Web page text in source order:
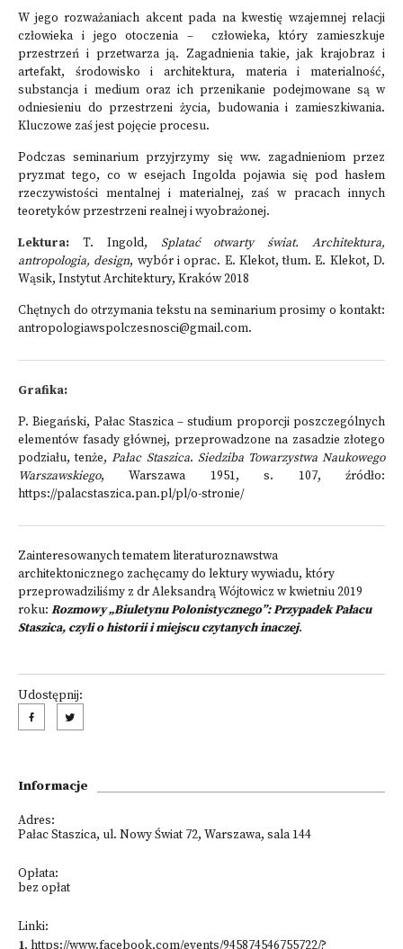
W jego rozważaniach akcent pada na kwestię wzajemnej relacji
człowieka i jego otoczenia – człowieka, który zamieszkuje
przestrzeń i przetwarza ją. Zagadnienia takie, jak krajobraz i
artefakt, środowisko i architektura, materia i materialność,
substancja i medium oraz ich przenikanie podejmowane są w
odniesieniu do przestrzeni życia, budowania i zamieszkiwania.
Kluczowe zaś jest pojęcie procesu.
Podczas seminarium przyjrzymy się ww. zagadnieniom przez
pryzmat tego, co w esejach Ingolda pojawia się pod hasłem
rzeczywistości mentalnej i materialnej, zaś w pracach innych
teoretyków przestrzeni realnej i wyobrażonej.
Lektura: T. Ingold, Splatać otwarty świat. Architektura,
antropologia, design, wybór i oprac. E. Klekot, tłum. E. Klekot, D.
Wąsik, Instytut Architektury, Kraków 2018
Chętnych do otrzymania tekstu na seminarium prosimy o kontakt:
antropologiawspolczesnosci@gmail.com.
Grafika:
P. Biegański, Pałac Staszica – studium proporcji poszczególnych
elementów fasady głównej, przeprowadzone na zasadzie złotego
podziału, tenże,Pałac Staszica. Siedziba Towarzystwa Naukowego
Warszawskiego, Warszawa 1951, s. 107, źródło:
https://palacstaszica.pan.pl/pl/o-stronie/
Zainteresowanych tematem literaturoznawstwa
architektonicznego zachęcamy do lektury wywiadu, który
przeprowadziliśmy z dr Aleksandrą Wójtowicz w kwietniu 2019
roku: Rozmowy „Biuletynu Polonistycznego”: Przypadek Pałacu
Staszica, czyli o historii i miejscu czytanych inaczej.
Udostępnij:
Informacje
Adres:
Pałac Staszica, ul. Nowy Świat 72, Warszawa, sala 144
Opłata:
bez opłat
Linki:
1. https://www.facebook.com/events/945874546755722/?